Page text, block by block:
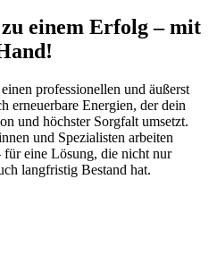
einem Erfolg – mit
professionellen und äußerst
erneuerbare Energien, der dein
und höchster Sorgfalt umsetzt.
und Spezialisten arbeiten
eine Lösung, die nicht nur
langfristig Bestand hat.